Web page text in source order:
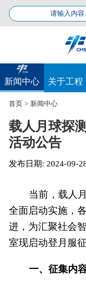
新闻中心 关于工程
首页> 新闻中心
载人月球探
活动公告
发布日期: 2024-09-
当前，载人
全面启动实施，
进，为汇聚社会
室现启动登月服
一、征集内